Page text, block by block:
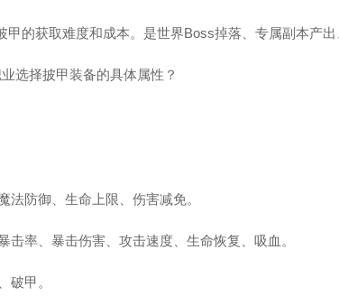
甲的获取难度和成本。是世界Boss掉落、专属副本产出
选择披甲装备的具体属性？
法防御、生命上限、伤害减免。
击率、暴击伤害、攻击速度、生命恢复、吸血。
破甲。